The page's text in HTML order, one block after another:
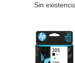
Sin